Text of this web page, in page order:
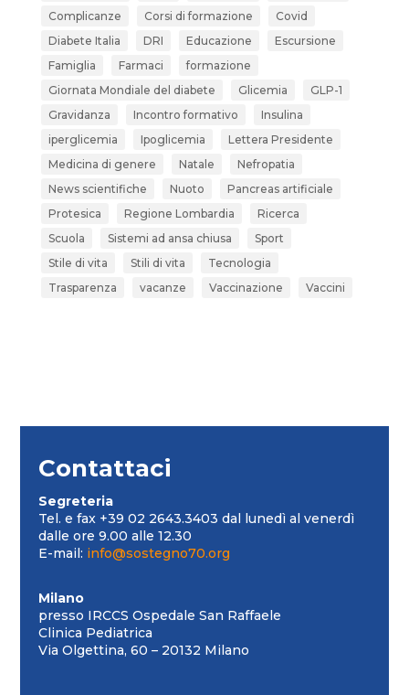
Complicanze
Corsi di formazione
Covid
Diabete Italia
DRI Educazione
Escursione
Famiglia
Farmaci
formazione
Giornata Mondiale del diabete
Glicemia
GLP-1
Gravidanza
Incontro formativo
Insulina
iperglicemia
Ipoglicemia
Lettera Presidente
Medicina di genere
Natale
Nefropatia
News scientifiche
Nuoto
Pancreas artificiale
Protesica
Regione Lombardia
Ricerca
Scuola
Sistemi ad ansa chiusa
Sport
Stile di vita
Stili di vita
Tecnologia
Trasparenza
vacanze Vaccinazione Vaccini
Contattaci
Segreteria
Tel. e fax +39 02 2643.3403 dal lunedì al venerdì
dalle ore 9.00 alle 12.30
E-mail: info@sostegno70.org
Milano
presso IRCCS Ospedale San Raffaele
Clinica Pediatrica
Via Olgettina, 60 – 20132 Milano